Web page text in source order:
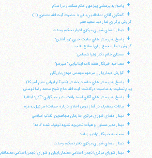
+ پاسخ به پرسشي پيرامون حكم سنگسار در اسلام
+
گفتگوي آقاي عمادالدين باقي با حضرت آيت الله منتظري (1)
گزارش برگزاري نماز عيد سعيد فطر
+ ديدار اعضاي شوراي مركزي ادوار تحكيم وحدت
+
پاسخ به پرسش هاي سايت خبري "روزآنلاين"
گزارش ديدار مجمع زنان اصلاح طلب
+ سخنان خانم دكتر زهرا شجاعي:
+ مصاحبه خبرنگار هفته نامه ايتاليايي "اسپرسو"
+ گزارش ديدار ياران مرحوم مهندس مهدي بازرگان
+
پاسخ به پرسش هاي خانم درخشش (خبرنگار ايراني مقيم آمريكا)
پيام تسليت به مناسبت درگذشت آيت الله حاج شيخ محمد رضا توسلي
+ پاسخ به پرسش هاي آقاي احمد رأفت مدير خبرگزاري "آكي" ايتاليا
+ بيانات معظم له در آغاز درس اخلاق درباره حملات اسرائيل به غزه
+ ديدار اعضاي شوراي مركزي سازمان مجاهدين انقلاب اسلامي
+ ديدار مدير مسئول و هيأت تحريريه نشريه توقيف شده "نامه"
+ مصاحبه خبرنگار "راديو زمانه"
+ ديدار اعضاي شوراي مركزي دفتر تحكيم وحدت
+ ديدار شوراي مركزي انجمن اسلامي معلمان ايران و شوراي انجمن اسلامي معلمانقم